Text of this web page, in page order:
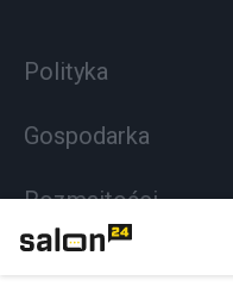
Polityka
Gospodarka
Rozmaitości